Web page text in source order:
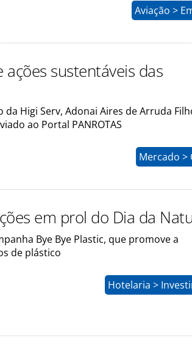
Aviação >
sustentáveis das
Higi Serv, Adonai Aires de Arruda
ao Portal PANROTAS
Mercado >
em prol do Dia da
Bye Bye Plastic, que promove a
de plástico
Hotelaria >